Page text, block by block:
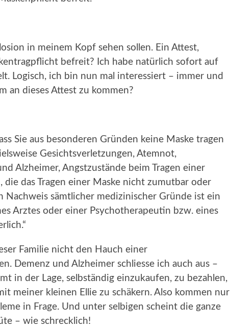
in meinem Kopf sehen sollen. Ein Attest,
befreit? Ich habe natürlich sofort auf
Logisch, ich bin nun mal interessiert – immer und
an dieses Attest zu kommen?
Sie aus besonderen Gründen keine Maske tragen
Gesichtsverletzungen, Atemnot,
Alzheimer, Angstzustände beim Tragen einer
die das Tragen einer Maske nicht zumutbar oder
Nachweis sämtlicher medizinischer Gründe ist ein
Arztes oder einer Psychotherapeutin bzw. eines
Familie nicht den Hauch einer
Demenz und Alzheimer schliesse ich auch aus –
in der Lage, selbständig einzukaufen, zu bezahlen,
meiner kleinen Ellie zu schäkern. Also kommen nur
in Frage. Und unter selbigen scheint die ganze
– wie schrecklich!